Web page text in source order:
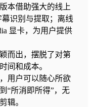
本借助强大的线上
识别与提取；离线
显卡，为用户提供
而出，摆脱了对第
间和成本。
用户可以随心所欲
“所消即所得”，无
辑。